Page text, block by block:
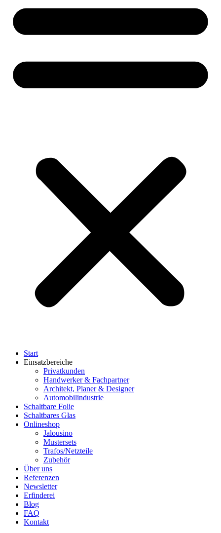
Start
Einsatzbereiche
Privatkunden
Handwerker & Fachpartner
Architekt, Planer & Designer
Automobilindustrie
Schaltbare Folie
Schaltbares Glas
Onlineshop
Jalousino
Mustersets
Trafos/Netzteile
Zubehör
Über uns
Referenzen
Newsletter
Erfinderei
Blog
FAQ
Kontakt